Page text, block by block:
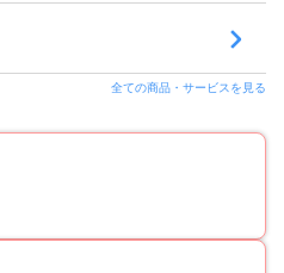
全ての商品・サービスを見る